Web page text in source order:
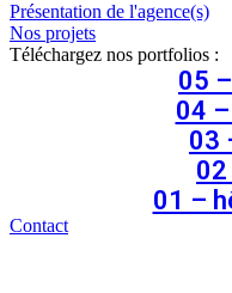
Présentation de l'agence(s)
Nos projets
Téléchargez nos portfolios :
05
04
03
01 –
Contact